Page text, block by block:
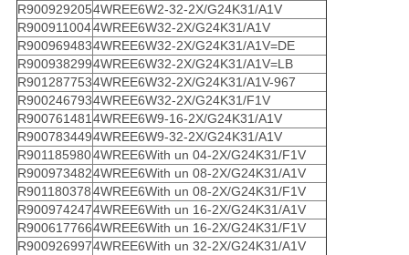
R9009292054WREE6W2-32-2X/G24K31/A1V
R9009110044WREE6W32-2X/G24K31/A1V
R9009694834WREE6W32-2X/G24K31/A1V=DE
R9009382994WREE6W32-2X/G24K31/A1V=LB
R9012877534WREE6W32-2X/G24K31/A1V-967
R9002467934WREE6W32-2X/G24K31/F1V
R9007614814WREE6W9-16-2X/G24K31/A1V
R9007834494WREE6W9-32-2X/G24K31/A1V
R9011859804WREE6With un 04-2X/G24K31/F1V
R9009734824WREE6With un 08-2X/G24K31/A1V
R9011803784WREE6With un 08-2X/G24K31/F1V
R9009742474WREE6With un 16-2X/G24K31/A1V
R9006177664WREE6With un 16-2X/G24K31/F1V
R9009269974WREE6With un 32-2X/G24K31/A1V